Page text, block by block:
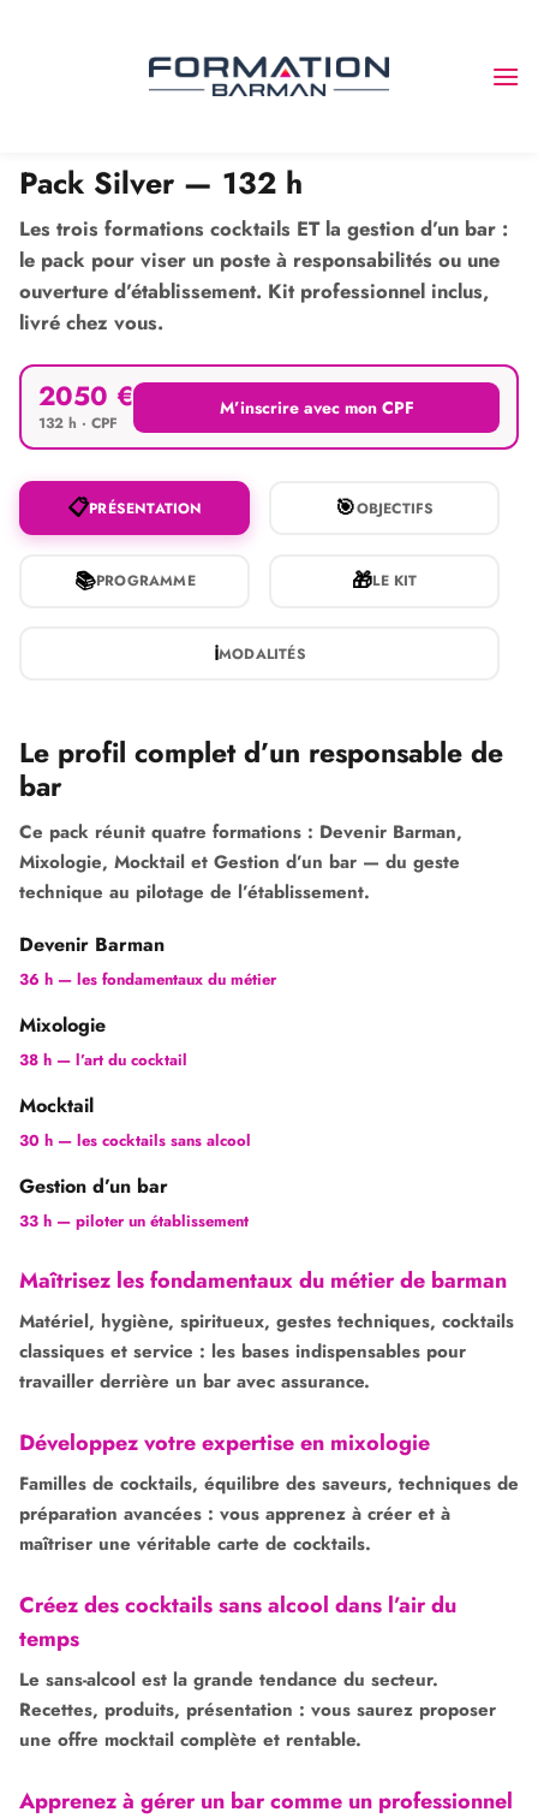
Pack Silver — 132 h
Les trois formations cocktails ET la gestion d’un bar :
le pack pour viser un poste à responsabilités ou une
ouverture d’établissement. Kit professionnel inclus,
livré chez vous.
2050 €
132 h · CPF
M’inscrire avec mon CPF
📋PRÉSENTATION 🎯OBJECTIFS
📚PROGRAMME 🎁LE KIT
ℹMODALITÉS
Le profil complet d’un responsable de
bar
Ce pack réunit quatre formations : Devenir Barman,
Mixologie, Mocktail et Gestion d’un bar — du geste
technique au pilotage de l’établissement.
Devenir Barman
36 h — les fondamentaux du métier
Mixologie
38 h — l’art du cocktail
Mocktail
30 h — les cocktails sans alcool
Gestion d’un bar
33 h — piloter un établissement
Maîtrisez les fondamentaux du métier de barman
Matériel, hygiène, spiritueux, gestes techniques, cocktails
classiques et service : les bases indispensables pour
travailler derrière un bar avec assurance.
Développez votre expertise en mixologie
Familles de cocktails, équilibre des saveurs, techniques de
préparation avancées : vous apprenez à créer et à
maîtriser une véritable carte de cocktails.
Créez des cocktails sans alcool dans l’air du
temps
Le sans-alcool est la grande tendance du secteur.
Recettes, produits, présentation : vous saurez proposer
une offre mocktail complète et rentable.
Apprenez à gérer un bar comme un professionnel